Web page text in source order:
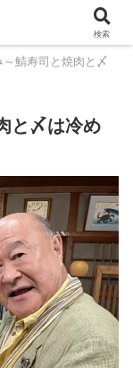
鯖寿司と焼肉と〆
と〆は冷め
検索